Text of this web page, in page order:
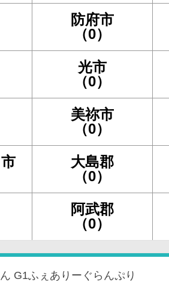
防府市
（0）
光市
（0）
美祢市
（0）
大島郡
（0）
阿武郡
（0）
G1ふぇありーぐらんぷり